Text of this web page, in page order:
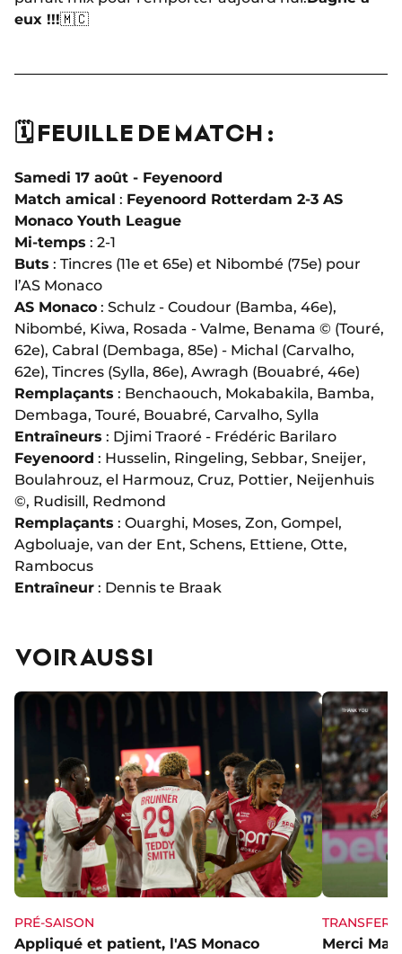
eux !!!🇲🇨
🗓️ FEUILLE DE MATCH :
Samedi 17 août - Feyenoord
Match amical : Feyenoord Rotterdam 2-3 AS
Monaco Youth League
Mi-temps : 2-1
Buts : Tincres (11e et 65e) et Nibombé (75e) pour
l’AS Monaco
AS Monaco : Schulz - Coudour (Bamba, 46e),
Nibombé, Kiwa, Rosada - Valme, Benama ©️ (Touré,
62e), Cabral (Dembaga, 85e) - Michal (Carvalho,
62e), Tincres (Sylla, 86e), Awragh (Bouabré, 46e)
Remplaçants : Benchaouch, Mokabakila, Bamba,
Dembaga, Touré, Bouabré, Carvalho, Sylla
Entraîneurs : Djimi Traoré - Frédéric Barilaro
Feyenoord : Husselin, Ringeling, Sebbar, Sneijer,
Boulahrouz, el Harmouz, Cruz, Pottier, Neijenhuis
©️, Rudisill, Redmond
Remplaçants : Ouarghi, Moses, Zon, Gompel,
Agboluaje, van der Ent, Schens, Ettiene, Otte,
Rambocus
Entraîneur : Dennis te Braak
VOIR AUSSI
PRÉ-SAISON
Appliqué et patient, l'AS Monaco
Merci